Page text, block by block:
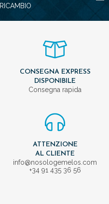
CONSEGNA EXPRESS
DISPONIBILE
Consegna rapida
ATTENZIONE
AL CLIENTE
info@nosologemelos.com
+34 91 435 36 56